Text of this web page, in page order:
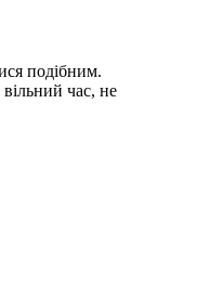
подібним.
час, не